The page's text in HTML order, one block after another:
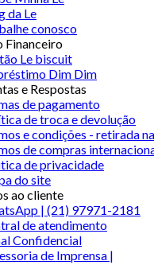
da Le
conosco
Financeiro
Le biscuit
Dim Dim
e Respostas
de pagamento
de troca e devolução
e condições - retirada
de compras
de privacidade
do site
ao cliente
| (21) 97971-2181
de atendimento
Confidencial
de Imprensa |